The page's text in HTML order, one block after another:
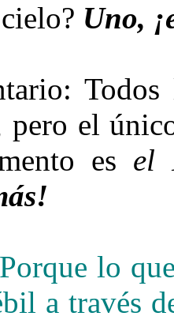
Uno,
Todos
pero el
es el
Porque lo
a través